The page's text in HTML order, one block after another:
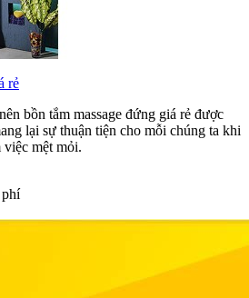
rẻ
bồn tắm massage đứng giá rẻ được
lại sự thuận tiện cho mỗi chúng ta khi
việc mệt mỏi.